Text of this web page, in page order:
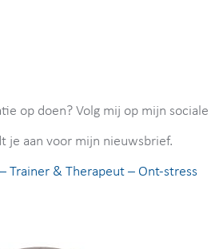
op doen? Volg mij op mijn sociale
je aan voor mijn nieuwsbrief.
Trainer & Therapeut – Ont-stress